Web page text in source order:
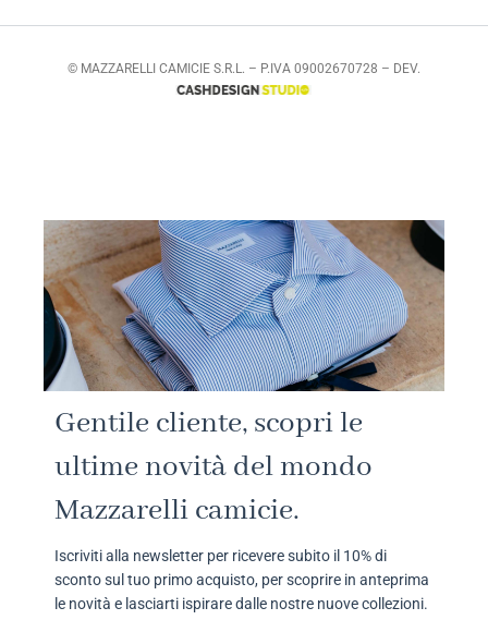
© MAZZARELLI CAMICIE S.R.L. – P.IVA 09002670728 – DEV.
Gentile cliente, scopri le
ultime novità del mondo
Mazzarelli camicie.
Iscriviti alla newsletter per ricevere subito il 10% di
sconto sul tuo primo acquisto, per scoprire in anteprima
le novità e lasciarti ispirare dalle nostre nuove collezioni.